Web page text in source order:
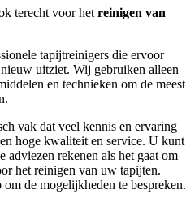
terecht voor het reinigen van
tapijtreinigers die ervoor
uitziet. Wij gebruiken alleen
en technieken om de meest
vak dat veel kennis en ervaring
hoge kwaliteit en service. U kunt
adviezen rekenen als het gaat om
het reinigen van uw tapijten.
de mogelijkheden te bespreken.